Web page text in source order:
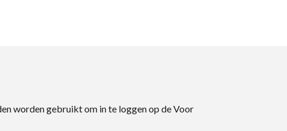
worden gebruikt om in te loggen op de Voor